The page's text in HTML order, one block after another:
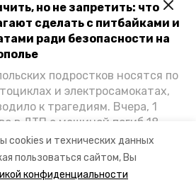
cookies и технических данных
пользоваться сайтом, Вы
конфиденциальности
но не запретить: что
сделать с питбайками и
ради безопасности на
подростков носятся по
и электросамокатах,
к трагедиям. Вчера, 1
в ДТП с машиной погиб 18-
катавшийся без шлема.
случаев, обсудили на
«Победы26» в РИЦ СК
и Общественной